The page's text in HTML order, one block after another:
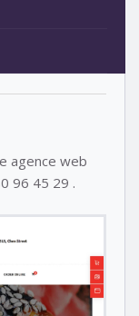
agence web
96 45 29 .